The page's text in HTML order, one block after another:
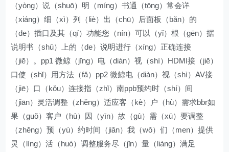
（yòng）说（shuō）明（míng）书通（tōng）常会详
（xiáng）细（xì）列（liè）出（chū）后面板（bǎn）的
（de）插口及其（qí）功能您（nín）可以（yǐ）根（gēn）据
说明书（shū）上的（de）说明进行（xíng）正确连接
（jiē）。pp1 微鲸（jīng）电（diàn）视（shì）HDMI接（jiē）
口使（shǐ）用方法（fǎ）pp2 微鲸电（diàn）视（shì）AV接
（jiē）口（kǒu）连接指（zhǐ）南ppb预约时（shí）间
（jiān）灵活调整（zhěng）适应客（kè）户（hù）需求bbr如
果（guǒ）客户（hù）因（yīn）故（gù）需（xū）要调整
（zhěng）预（yù）约时间（jiān）我（wǒ）们（men）提供
灵（líng）活（huó）调整服务尽（jǐn）量（liàng）满足